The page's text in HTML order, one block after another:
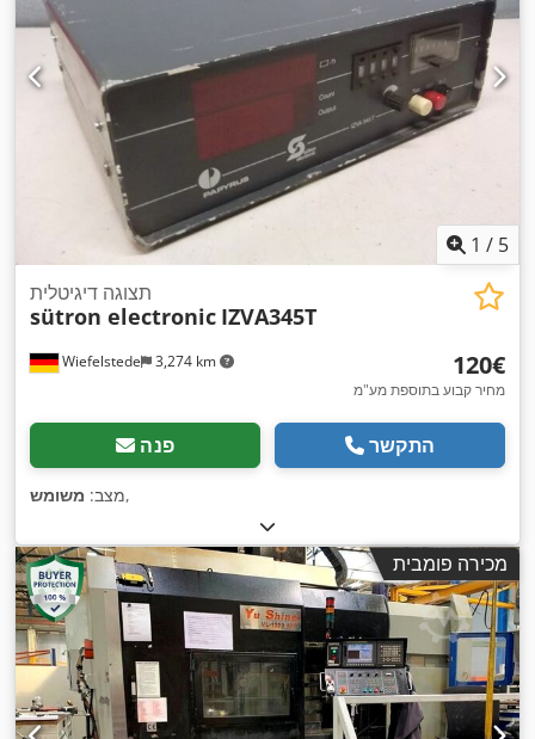
1 / 5
Wiefelstede 3,274 km
תצוגה דיגיטלית
sütron electronic IZVA345T
‏120 ‏€
מחיר קבוע בתוספת מע"מ
פנה התקשר
מצב: משומש ,
מכירה פומבית